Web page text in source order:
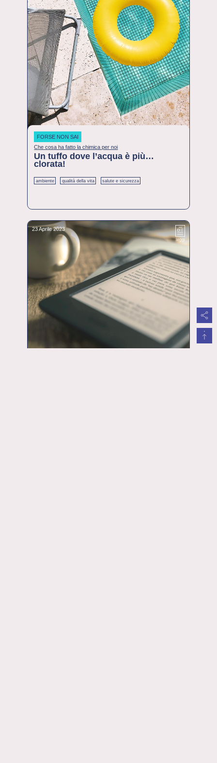
FORSE NON SAI
Che cosa ha fatto la chimica per noi
Un tuffo dove l’acqua è più…
clorata!
ambiente qualità della vita salute e sicurezza
23 Aprile 2023
leggi